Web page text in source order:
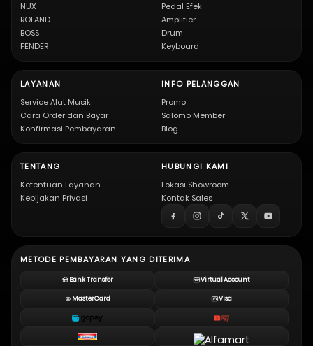
NUX
ROLAND
BOSS
FENDER
Pedal Efek
Amplifier
Drum
Keyboard
LAYANAN
Service Alat Musik
Cara Order dan Bayar
Konfirmasi Pembayaran
INFO PELANGGAN
Promo
Salomo Member
Blog
TENTANG
Ketentuan Layanan
Kebijakan Privasi
HUBUNGI KAMI
Lokasi Showroom
Kontak Sales
METODE PEMBAYARAN YANG DITERIMA
Bank Transfer Virtual Account
MasterCard Visa